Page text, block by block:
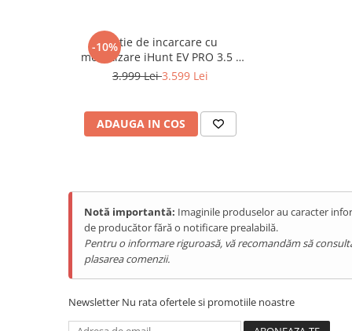
Litiere Automate
ALTI PRODUCATORI
Produse Ulefone
Telefoane Mobile Ulefone
Tablete Ulefone
Smartwatch Ulefone
Casti Audio Ulefone
Huse protectie Ulefone
Ecran LCD de 3.5 inch pe care este afișat puterea livrată
voltajul pe fiecare fază.
-10%
Statie de incarcare cu
monetizare iHunt EV PRO 3.5 -
22 kW putere reglabila, AC,
3.999 Lei3.599 Lei
ADAUGA IN COS
Notă importantă: Imaginile produselor au caracter
de producător fără o notificare prealabilă.
Pentru o informare riguroasă, vă recomandăm să
plasarea comenzii.
Newsletter Nu rata ofertele si promotiile noastre